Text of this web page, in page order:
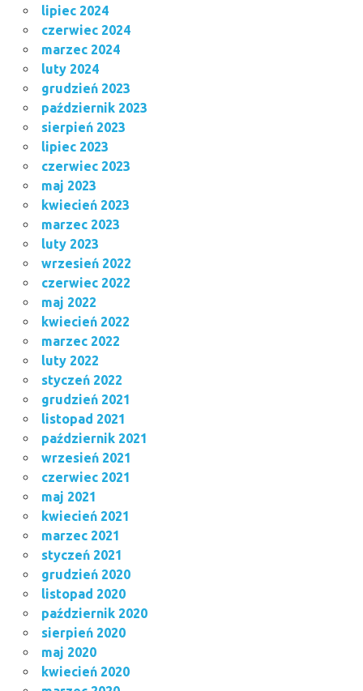
lipiec 2024
czerwiec 2024
marzec 2024
luty 2024
grudzień 2023
październik 2023
sierpień 2023
lipiec 2023
czerwiec 2023
maj 2023
kwiecień 2023
marzec 2023
luty 2023
wrzesień 2022
czerwiec 2022
maj 2022
kwiecień 2022
marzec 2022
luty 2022
styczeń 2022
grudzień 2021
listopad 2021
październik 2021
wrzesień 2021
czerwiec 2021
maj 2021
kwiecień 2021
marzec 2021
styczeń 2021
grudzień 2020
listopad 2020
październik 2020
sierpień 2020
maj 2020
kwiecień 2020